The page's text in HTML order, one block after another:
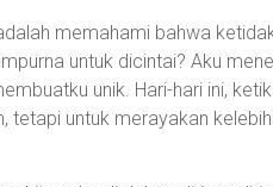
memahami bahwa
untuk dicintai? Aku
unik. Hari-hari ini,
tetapi untuk merayakan